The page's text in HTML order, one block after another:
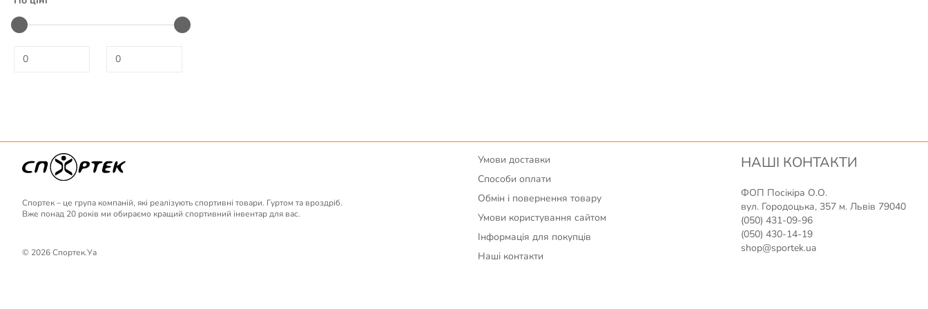
Спортек – це група компаній, які реалізують спортивні товари. Гуртом та вроздріб.
Вже понад 20 років ми обираємо кращий спортивний інвентар для вас.
© 2026 Спортек.Уа
Умови доставки
Способи оплати
Обмін і повернення товару
Умови користування сайтом
Інформація для покупців
Наші контакти
НАШІ КОНТАКТИ
ФОП Посікіра О.О.
вул. Городоцька, 357 м. Львів 79040
(050) 431-09-96
(050) 430-14-19
shop@sportek.ua